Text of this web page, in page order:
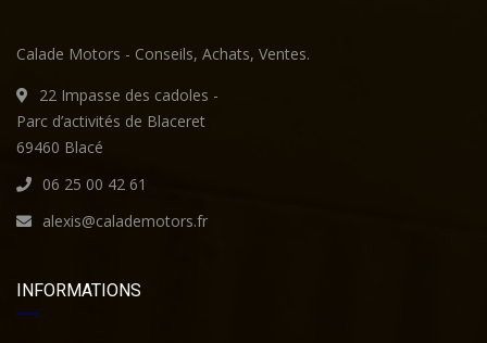
Calade Motors - Conseils, Achats, Ventes.
22 Impasse des cadoles -
Parc d’activités de Blaceret
69460 Blacé
06 25 00 42 61
alexis@calademotors.fr
INFORMATIONS